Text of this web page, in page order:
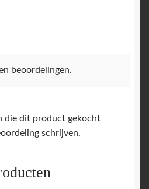
beoordelingen.
die dit product gekocht
schrijven.